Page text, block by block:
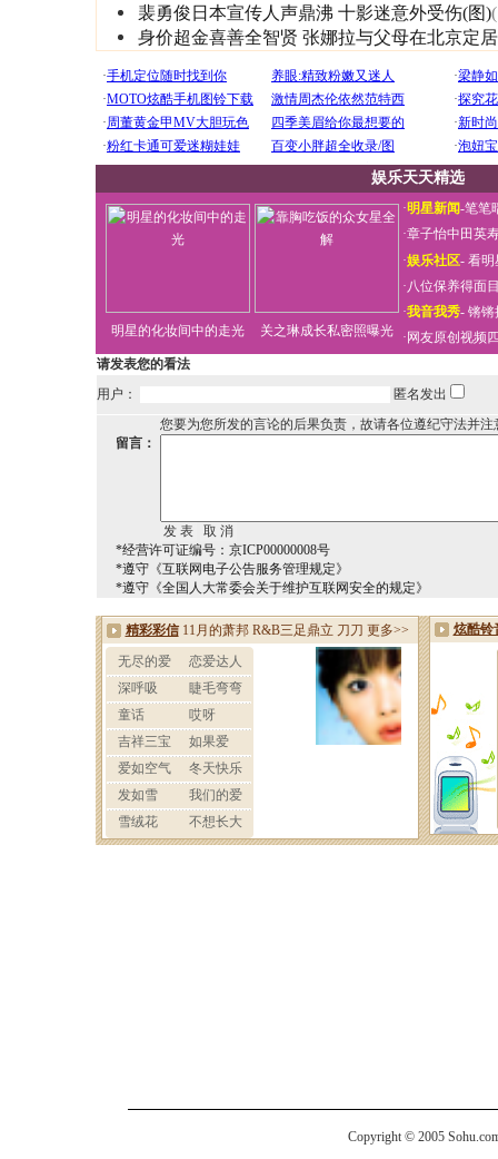
裴勇俊日本宣传人声鼎沸 十影迷意外受伤(图)
身价超金喜善全智贤 张娜拉与父母在北京定居
娱乐天天精选
明星的化妆间中的走光 关之琳成长私密照曝光
·明星新闻-笔笔
·章子怡中田英
·娱乐社区- 看明
·八位保养得面
·我音我秀- 锵锵
· 网友原创视频
请发表您的看法
用户：
匿名发出
您要为您所发的言论的后果负责，故请各位遵纪守法并注
留言：
*经营许可证编号：京ICP00000008号
*遵守《互联网电子公告服务管理规定》
*遵守《全国人大常委会关于维护互联网安全的规定》
Copyright © 2005